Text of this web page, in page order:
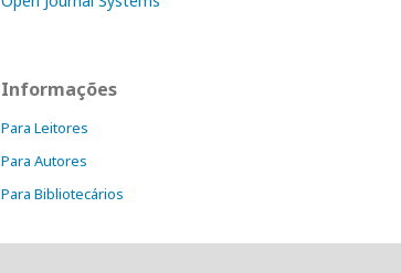
Informações
Para Leitores
Para Autores
Para Bibliotecários